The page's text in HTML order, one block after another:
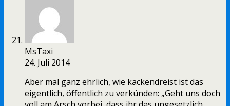
MsTaxi
24. Juli 2014
Aber mal ganz ehrlich, wie kackendreist ist das
eigentlich, öffentlich zu verkünden: „Geht uns doch